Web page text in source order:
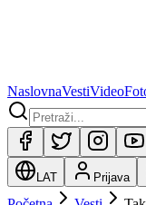
NaslovnaVestiVideo
LAT Prijava